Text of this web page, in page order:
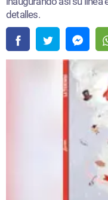
detalles.